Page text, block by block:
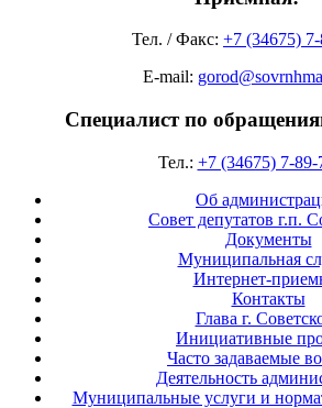
Тел. / Факс: +7 (34675)
E-mail:
Специалист по
Тел.: +7 (34675) 7-89-
Об
Совет депутатов г.п.
Документы
Муниципальная
Интернет-
Контакты
Глава г.
Инициативные
Часто задаваемые
Деятельность
Муниципальные услуги и